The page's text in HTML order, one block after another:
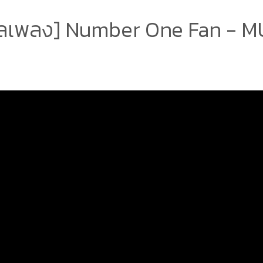
พลง] Number One Fan -